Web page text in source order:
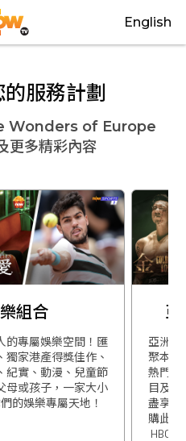
English
服務計劃
Wonders of Europe
更多精彩內容
組合
的專屬娛樂空間！匯
家港產得獎佳作、
紀實、動漫、兒童節
母或孩子，一家大小
的娛樂專屬天地！
亞
亞洲星
聚本地
熱門華
目及
盡享精
購此組
HBO